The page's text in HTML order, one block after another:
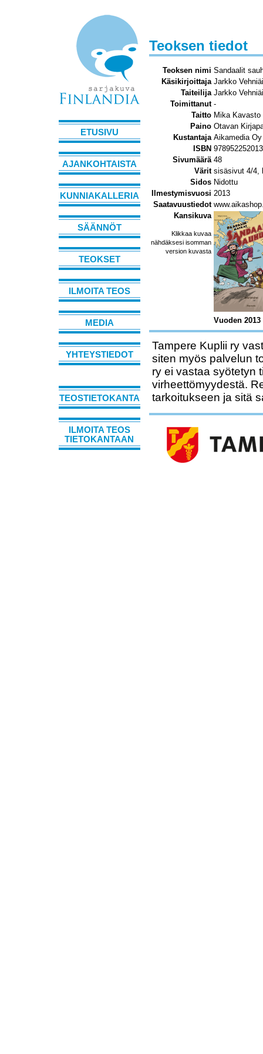
ETUSIVU
AJANKOHTAISTA
KUNNIAKALLERIA
SÄÄNNÖT
TEOKSET
ILMOITA TEOS
MEDIA
YHTEYSTIEDOT
TEOSTIETOKANTA
ILMOITA TEOS
TIETOKANTAAN
Teoksen tiedot
Teoksen nimi Sandaalit
Käsikirjoittaja Jarkko
Taiteilija Jarkko
Toimittanut -
Taitto Mika
Paino Otavan
Kustantaja Aikamedia Oy
ISBN
Sivumäärä 48
Värit sisäsivut 4/4,
Sidos Nidottu
Ilmestymisvuosi 2013
Saatavuustiedot
Kansikuva
Klikkaa kuvaa
nähdäksesi isomman
version kuvasta
Vuoden
Tampere Kuplii ry
siten myös palvelun
ry ei vastaa syötetyn
virheettömyydestä.
tarkoitukseen ja sitä